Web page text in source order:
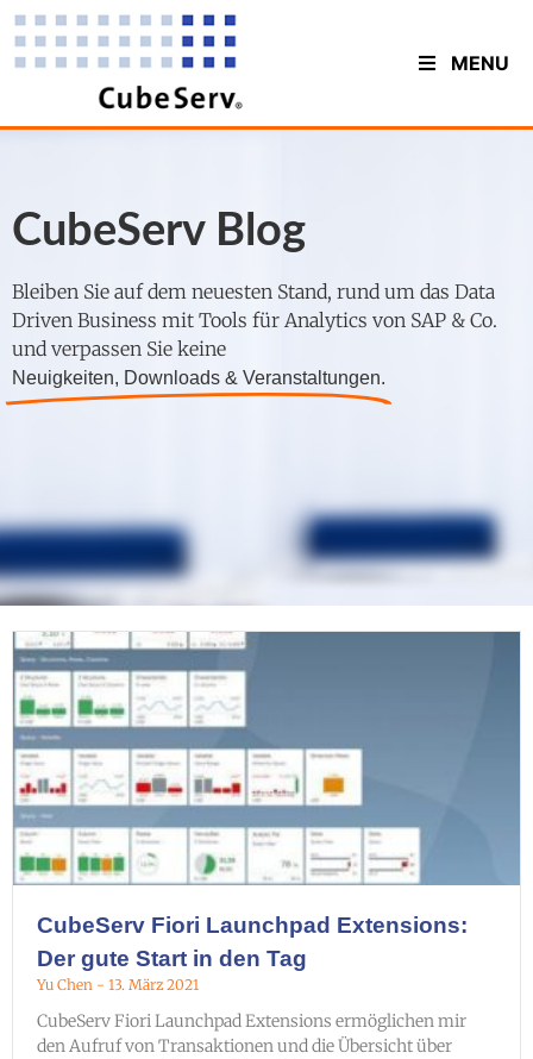
MENU
CubeServ Blog
Bleiben Sie auf dem neuesten Stand, rund um das Data
Driven Business mit Tools für Analytics von SAP & Co.
und verpassen Sie keine
Neuigkeiten, Downloads & Veranstaltungen.
CubeServ Fiori Launchpad Extensions:
Der gute Start in den Tag
Yu Chen 13. März 2021
CubeServ Fiori Launchpad Extensions ermöglichen mir
den Aufruf von Transaktionen und die Übersicht über